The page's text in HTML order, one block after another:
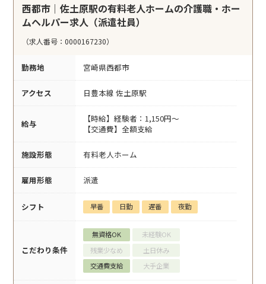
西都市｜佐土原駅の有料老人ホームの介護職・ホー
ムヘルパー求人（派遣社員）
（求人番号：0000167230）
勤務地 宮崎県西都市
アクセス 日豊本線 佐土原駅
給与
【時給】経験者：1,150円～
【交通費】全額支給
施設形態 有料老人ホーム
雇用形態 派遣
シフト 早番 日勤 遅番 夜勤
こだわり条件
無資格OK
未経験OK
残業少なめ
土日休み
交通費支給
大手企業